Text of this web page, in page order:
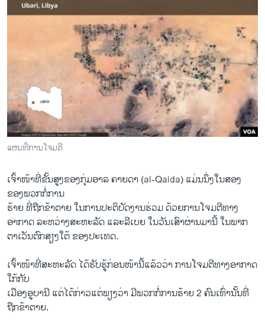
ເອເຊຍ
ອິດສະຫຼະພາບດ້ານການຂ່າວ
ວິທະຍາສາດ-ເທັກໂນໂລຈີ
ທຸລະກິດ
ພາສາອັງກິດ
ສຽງ
ລາຍການກະຈາຍສຽງ
ລາຍງານ
ຕິດຕາມພວກເຮົາ ທີ່
ພາສາຕ່າງໆ
​ແຜນ​ທີ່ການ​ໂຈມ​ຕີ
ເຈົ້າ​ໜ້າ​ທີ່ຂັ້ນສູງ​ຂອງ​ກຸ່ມ​ອາລ ຄາຍ​ດາ (al-Qaida) ​ແມ່ນ​ນຶ່ງ​ໃນ​ສອງ​
ຂອງ​ພວກ​ກໍ່​ການ
​ຮ້າຍ ​ທີ່​ຖືກ​ຂ້າຕາຍ ​ໃນ​ການ​ປະຕິ​ບັດ​ງານ​ຮ່ວມ ດ້ວຍ​ການ​ໂຈມ​ຕີ​ທາງ​
ອາກາດ ​ລະຫວ່າງ​ສະຫະລັດ ​ແລະລີ​ເບຍ ​ໃນວັນ​ເສົາ​ຜ່ານ​ມາ​ນີ້ ​ໃນ​ພາກ​
ຕາ​ເວັນ​ຕົກ​ສຽງ​ໃຕ້​ ຂອງປະ​ເທດ.
ເຈົ້າ​ໜ້າ​ທີ່ສະຫະລັດ ​ໄດ້​ຮັບ​ຮູ້​ກ່ອນ​ໜ້າ​ນີ້​ແລ້ວ​ວ່າ ການ​ໂຈມ​ຕີ​ທາງ​ອາກາດ
​ໃກ້​ກັບ​
ເມືອງ​ອູ​ບາ​ນີ ​ແຕ່ໄດ້​ກ່າວແຕ່ພຽງ​ວ່າ ມີພວກ​ກໍ່​ການ​ຮ້າຍ 2 ຄົນ​ເທົ່າ​ນັ້ນ​ທີ່
ຖືກ​ຂ້າຕາຍ.